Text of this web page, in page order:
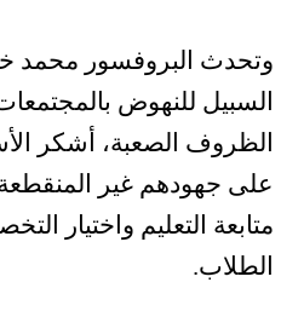
وتحدث البروفسور محمد
السبيل للنهوض
الظروف الصعبة، أشكر
على جهودهم غير
متابعة التعليم واختيار
الطلاب.